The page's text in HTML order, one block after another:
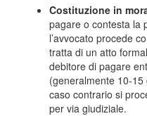
Costituzione in
pagare o contesta la
l’avvocato procede
tratta di un atto
debitore di pagare
(generalmente 10-
caso contrario si
per via giudiziale.